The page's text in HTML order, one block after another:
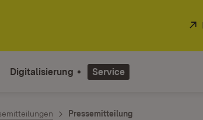
Digitalisierung Service
Pressemitteilung